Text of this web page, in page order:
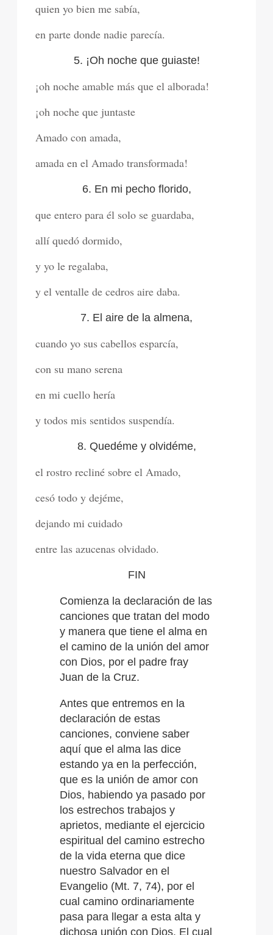
quien yo bien me sabía,
en parte donde nadie parecía.
5. ¡Oh noche que guiaste!
¡oh noche amable más que el alborada!
¡oh noche que juntaste
Amado con amada,
amada en el Amado transformada!
6. En mi pecho florido,
que entero para él solo se guardaba,
allí quedó dormido,
y yo le regalaba,
y el ventalle de cedros aire daba.
7. El aire de la almena,
cuando yo sus cabellos esparcía,
con su mano serena
en mi cuello hería
y todos mis sentidos suspendía.
8. Quedéme y olvidéme,
el rostro recliné sobre el Amado,
cesó todo y dejéme,
dejando mi cuidado
entre las azucenas olvidado.
FIN
Comienza la declaración de las
canciones que tratan del modo
y manera que tiene el alma en
el camino de la unión del amor
con Dios, por el padre fray
Juan de la Cruz.
Antes que entremos en la
declaración de estas
canciones, conviene saber
aquí que el alma las dice
estando ya en la perfección,
que es la unión de amor con
Dios, habiendo ya pasado por
los estrechos trabajos y
aprietos, mediante el ejercicio
espiritual del camino estrecho
de la vida eterna que dice
nuestro Salvador en el
Evangelio (Mt. 7, 74), por el
cual camino ordinariamente
pasa para llegar a esta alta y
dichosa unión con Dios. El cual